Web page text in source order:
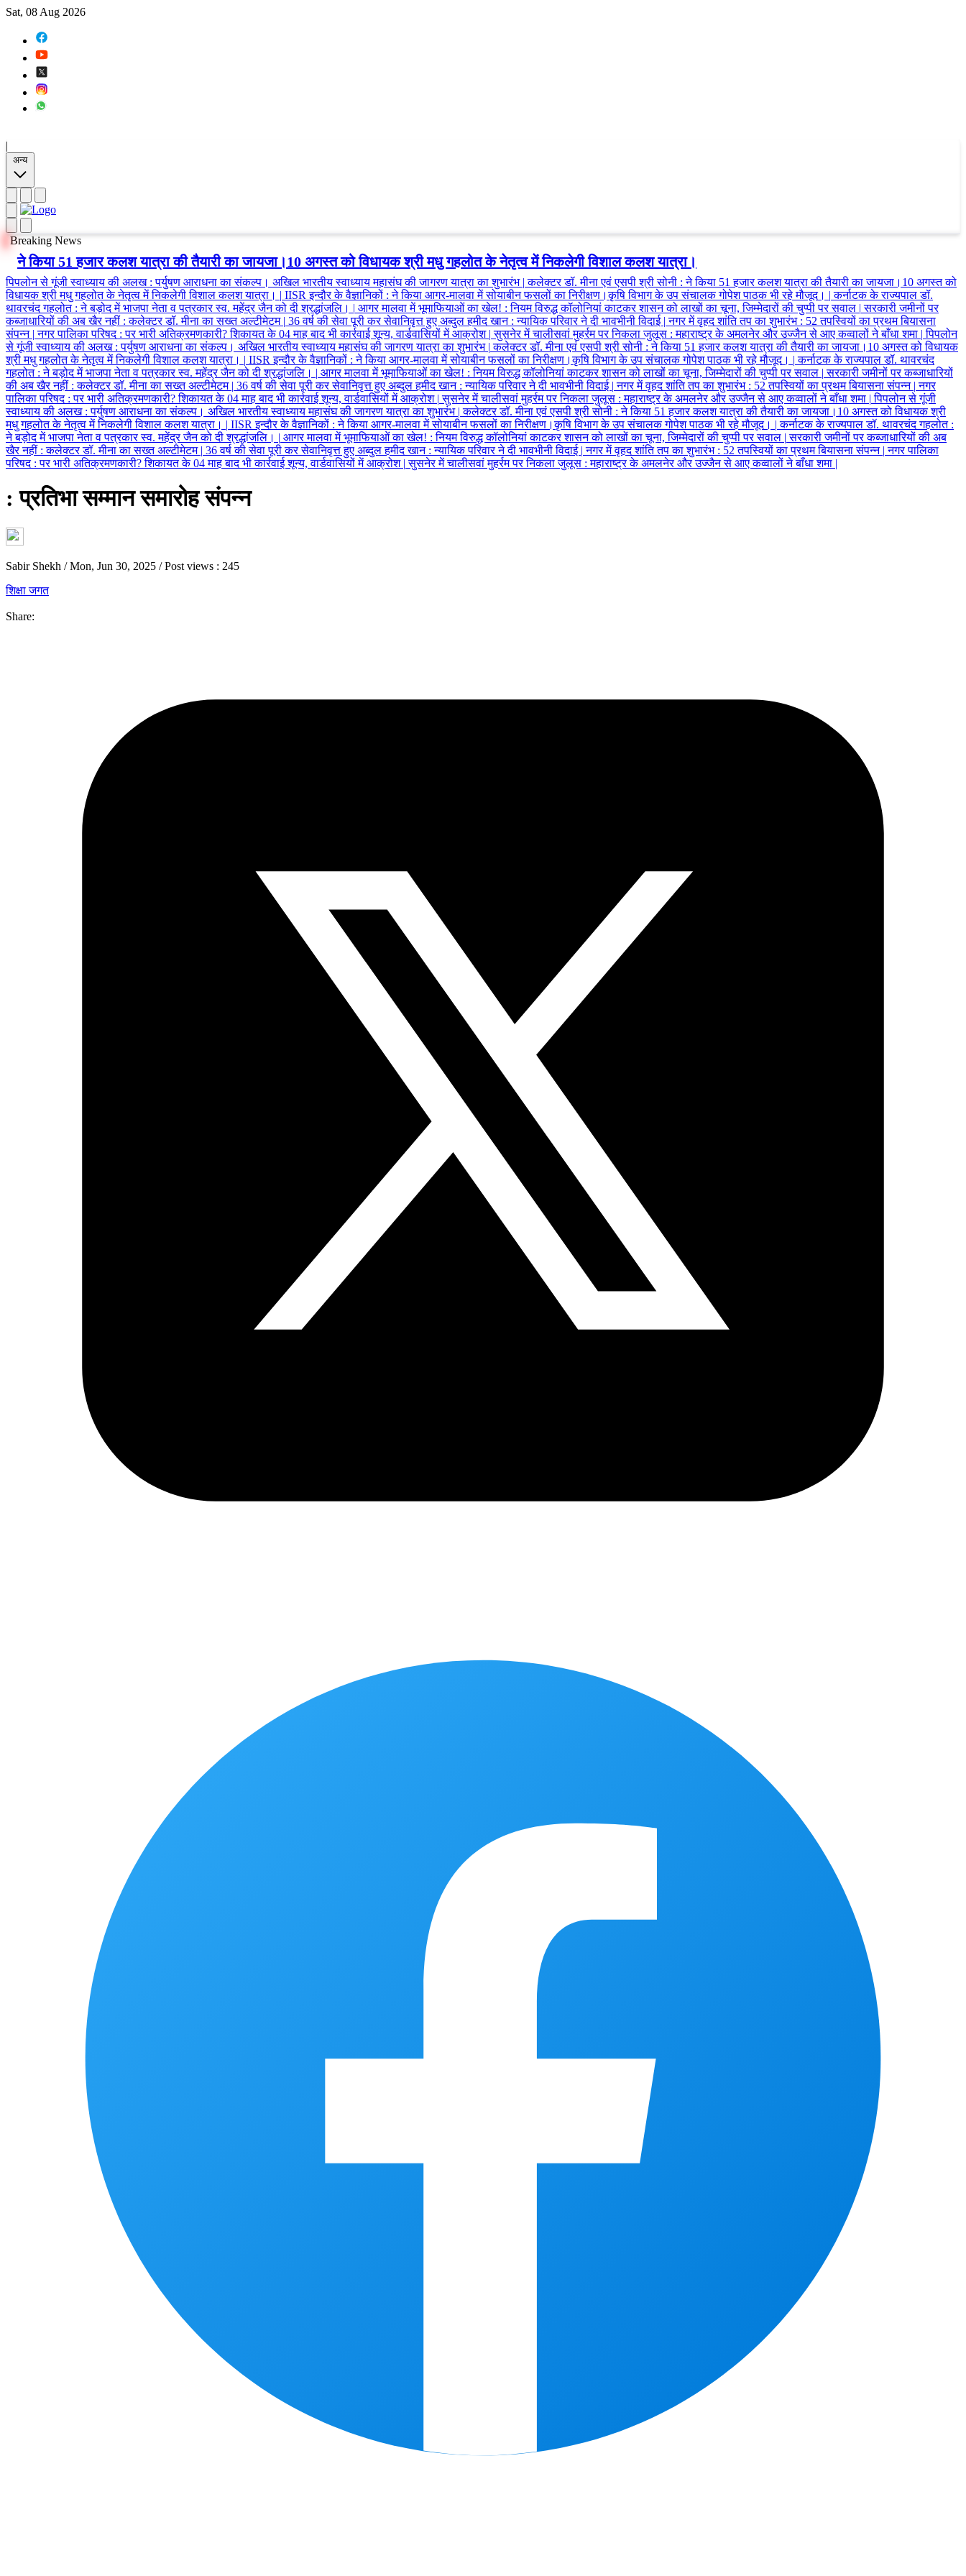
Sat, 08 Aug 2026
|
अन्य
Breaking News
ने किया 51 हजार कलश यात्रा की तैयारी का जायजा।10 अगस्त को विधायक श्री मधु गहलोत के नेतृत्व में निकलेगी विशाल कलश यात्रा।
पिपलोन से गूंजी स्वाध्याय की अलख : पर्युषण आराधना का संकल्प। अखिल भारतीय स्वाध्याय महासंघ की जागरण यात्रा का शुभारंभ | कलेक्टर डॉ. मीना एवं एसपी श्री सोनी : ने किया 51 हजार कलश यात्रा की तैयारी का जायजा।10 अगस्त को
विधायक श्री मधु गहलोत के नेतृत्व में निकलेगी विशाल कलश यात्रा। | IISR इन्दौर के वैज्ञानिकों : ने किया आगर-मालवा में सोयाबीन फसलों का निरीक्षण।कृषि विभाग के उप संचालक गोपेश पाठक भी रहे मौजूद। | कर्नाटक के राज्यपाल डॉ.
थावरचंद गहलोत : ने बड़ोद में भाजपा नेता व पत्रकार स्व. महेंद्र जैन को दी श्रद्धांजलि। | आगर मालवा में भूमाफियाओं का खेल! : नियम विरुद्ध कॉलोनियां काटकर शासन को लाखों का चूना, जिम्मेदारों की चुप्पी पर सवाल | सरकारी जमीनों पर
कब्जाधारियों की अब खैर नहीं : कलेक्टर डॉ. मीना का सख्त अल्टीमेटम | 36 वर्ष की सेवा पूरी कर सेवानिवृत्त हुए अब्दुल हमीद खान : न्यायिक परिवार ने दी भावभीनी विदाई | नगर में वृहद शांति तप का शुभारंभ : 52 तपस्वियों का प्रथम बियासना
संपन्न | नगर पालिका परिषद : पर भारी अतिक्रमणकारी? शिकायत के 04 माह बाद भी कार्रवाई शून्य, वार्डवासियों में आक्रोश | सुसनेर में चालीसवां मुहर्रम पर निकला जुलूस : महाराष्ट्र के अमलनेर और उज्जैन से आए कव्वालों ने बाँधा शमा | पिपलोन
से गूंजी स्वाध्याय की अलख : पर्युषण आराधना का संकल्प। अखिल भारतीय स्वाध्याय महासंघ की जागरण यात्रा का शुभारंभ | कलेक्टर डॉ. मीना एवं एसपी श्री सोनी : ने किया 51 हजार कलश यात्रा की तैयारी का जायजा।10 अगस्त को विधायक
श्री मधु गहलोत के नेतृत्व में निकलेगी विशाल कलश यात्रा। | IISR इन्दौर के वैज्ञानिकों : ने किया आगर-मालवा में सोयाबीन फसलों का निरीक्षण।कृषि विभाग के उप संचालक गोपेश पाठक भी रहे मौजूद। | कर्नाटक के राज्यपाल डॉ. थावरचंद
गहलोत : ने बड़ोद में भाजपा नेता व पत्रकार स्व. महेंद्र जैन को दी श्रद्धांजलि। | आगर मालवा में भूमाफियाओं का खेल! : नियम विरुद्ध कॉलोनियां काटकर शासन को लाखों का चूना, जिम्मेदारों की चुप्पी पर सवाल | सरकारी जमीनों पर कब्जाधारियों
की अब खैर नहीं : कलेक्टर डॉ. मीना का सख्त अल्टीमेटम | 36 वर्ष की सेवा पूरी कर सेवानिवृत्त हुए अब्दुल हमीद खान : न्यायिक परिवार ने दी भावभीनी विदाई | नगर में वृहद शांति तप का शुभारंभ : 52 तपस्वियों का प्रथम बियासना संपन्न | नगर
पालिका परिषद : पर भारी अतिक्रमणकारी? शिकायत के 04 माह बाद भी कार्रवाई शून्य, वार्डवासियों में आक्रोश | सुसनेर में चालीसवां मुहर्रम पर निकला जुलूस : महाराष्ट्र के अमलनेर और उज्जैन से आए कव्वालों ने बाँधा शमा | पिपलोन से गूंजी
स्वाध्याय की अलख : पर्युषण आराधना का संकल्प। अखिल भारतीय स्वाध्याय महासंघ की जागरण यात्रा का शुभारंभ | कलेक्टर डॉ. मीना एवं एसपी श्री सोनी : ने किया 51 हजार कलश यात्रा की तैयारी का जायजा।10 अगस्त को विधायक श्री
मधु गहलोत के नेतृत्व में निकलेगी विशाल कलश यात्रा। | IISR इन्दौर के वैज्ञानिकों : ने किया आगर-मालवा में सोयाबीन फसलों का निरीक्षण।कृषि विभाग के उप संचालक गोपेश पाठक भी रहे मौजूद। | कर्नाटक के राज्यपाल डॉ. थावरचंद गहलोत :
ने बड़ोद में भाजपा नेता व पत्रकार स्व. महेंद्र जैन को दी श्रद्धांजलि। | आगर मालवा में भूमाफियाओं का खेल! : नियम विरुद्ध कॉलोनियां काटकर शासन को लाखों का चूना, जिम्मेदारों की चुप्पी पर सवाल | सरकारी जमीनों पर कब्जाधारियों की अब
खैर नहीं : कलेक्टर डॉ. मीना का सख्त अल्टीमेटम | 36 वर्ष की सेवा पूरी कर सेवानिवृत्त हुए अब्दुल हमीद खान : न्यायिक परिवार ने दी भावभीनी विदाई | नगर में वृहद शांति तप का शुभारंभ : 52 तपस्वियों का प्रथम बियासना संपन्न | नगर पालिका
परिषद : पर भारी अतिक्रमणकारी? शिकायत के 04 माह बाद भी कार्रवाई शून्य, वार्डवासियों में आक्रोश | सुसनेर में चालीसवां मुहर्रम पर निकला जुलूस : महाराष्ट्र के अमलनेर और उज्जैन से आए कव्वालों ने बाँधा शमा |
: प्रतिभा सम्मान समारोह संपन्न
Sabir Shekh /Mon, Jun 30, 2025 /Post views : 245
शिक्षा जगत
Share: